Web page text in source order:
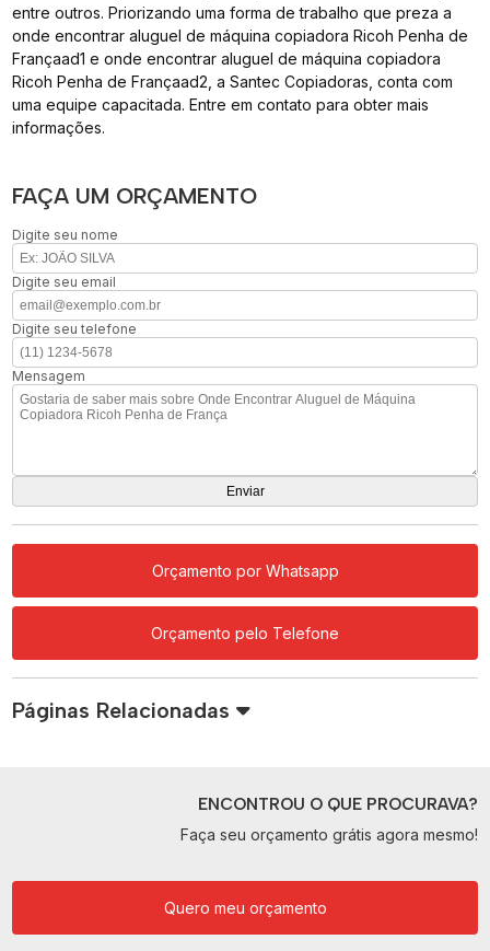
entre outros. Priorizando uma forma de trabalho que preza a
onde encontrar aluguel de máquina copiadora Ricoh Penha de
Françaad1 e onde encontrar aluguel de máquina copiadora
Ricoh Penha de Françaad2, a Santec Copiadoras, conta com
uma equipe capacitada. Entre em contato para obter mais
informações.
FAÇA UM ORÇAMENTO
Digite seu nome
Digite seu email
Digite seu telefone
Mensagem
Orçamento por Whatsapp
Orçamento pelo Telefone
Páginas Relacionadas
ENCONTROU O QUE PROCURAVA?
Faça seu orçamento grátis agora mesmo!
Quero meu orçamento